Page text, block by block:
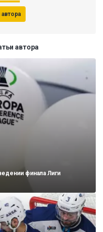
автора
финала Лиги